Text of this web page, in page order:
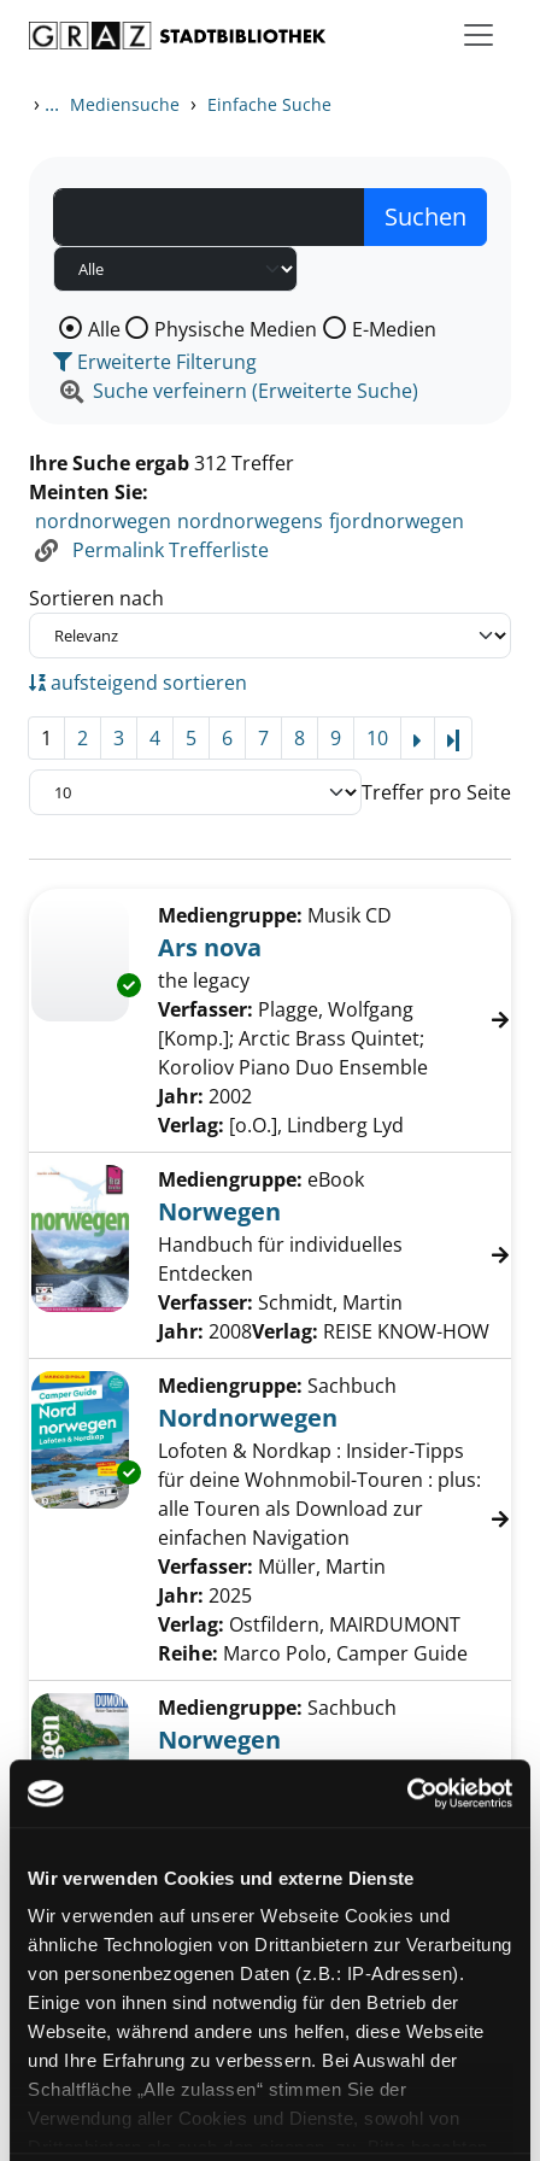
Wir verwenden Cookies und externe Dienste
Wir verwenden auf unserer Webseite Cookies und
ähnliche Technologien von Drittanbietern zur Verarbeitung
von personenbezogenen Daten (z.B.: IP-Adressen).
Einige von ihnen sind notwendig für den Betrieb der
Webseite, während andere uns helfen, diese Webseite
und Ihre Erfahrung zu verbessern. Bei Auswahl der
Schaltfläche „Alle zulassen“ stimmen Sie der
Verwendung aller Cookies und Dienste, sowohl von
› ... Mediensuche › Einfache Suche
Wählen Sie die Medienart nach der Sie suchen wollen.
Alle Physische Medien
E-Medien
Erweiterte Filterung
Suche verfeinern (Erweiterte Suche)
Ihre Suche ergab312 Treffer
Meinten Sie:
nordnorwegen nordnorwegens fjordnorwegen
Permalink Trefferliste
Sortieren nach
aufsteigend sortieren
1 2 3 4 5 6 7 8 9 10
Treffer pro Seite
Zu den Suchfiltern springen
Exemplar-Details von Ars nova anzeigen
Mediengruppe: Musik CD
Ars nova
the legacy
Verfasser: Plagge, Wolfgang
[Komp.]; Arctic Brass Quintet;
Koroliov Piano Duo Ensemble
Jahr: 2002
Verlag: [o.O.], Lindberg Lyd
Mediengruppe: eBook
Norwegen
Handbuch für individuelles
Entdecken
Verfasser: Schmidt, Martin
Jahr: 2008Verlag: REISE KNOW-HOW
Exemplar-Details von Nordnorwegen
Mediengruppe: Sachbuch
Nordnorwegen
Lofoten & Nordkap : Insider-Tipps
für deine Wohnmobil-Touren : plus:
alle Touren als Download zur
einfachen Navigation
Verfasser: Müller, Martin
Jahr: 2025
Verlag: Ostfildern, MAIRDUMONT
Reihe: Marco Polo, Camper Guide
Exemplar-Details von Norwegen anzeigen
Mediengruppe: Sachbuch
Norwegen
;Ster,
Verlag:Ostfildern, DuMont
Reihe:DuMont Reise-Taschenbuch
Mediengruppe:Belletristik
Freitag, Eier, Oslo
Verfasser: Nesbø, Jo
Jahr:2019
Übergeordnetes Werk: Gefährliche
Ferien - Skandinavien